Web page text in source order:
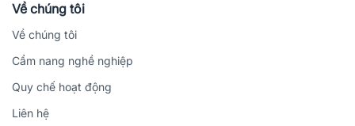
Về chúng tôi
Về chúng tôi
Cẩm nang nghề nghiệp
Quy chế hoạt động
Liên hệ